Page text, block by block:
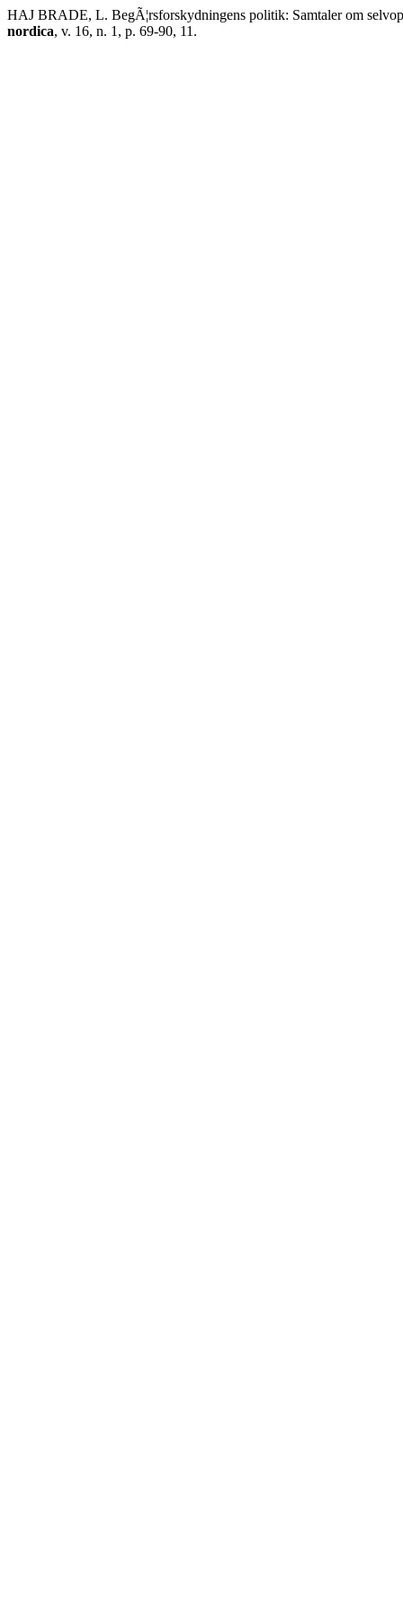
HAJ BRADE, L. BegÃ¦rsforskydningens politik: Samtaler om
nordica, v. 16, n. 1, p. 69-90, 11.